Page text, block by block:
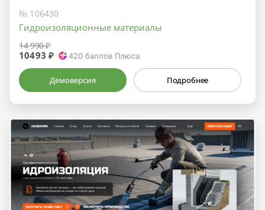
№ 106430
Гидроизоляционные материалы
14 990 ₽
10493 ₽ 420 баллов Плюса
Демоверсия Подробнее